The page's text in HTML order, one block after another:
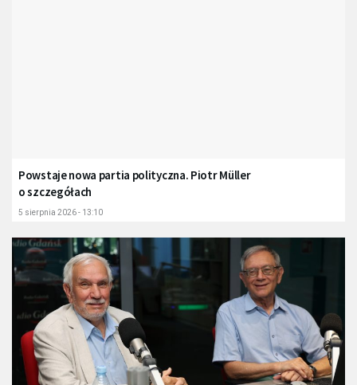
Powstaje nowa partia polityczna. Piotr Müller
o szczegółach
5 sierpnia 2026 - 13:10